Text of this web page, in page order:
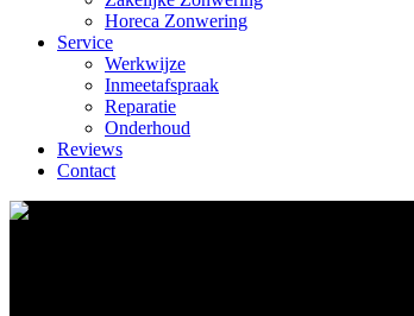
Horeca Zonwering
Service
Werkwijze
Inmeetafspraak
Reparatie
Onderhoud
Reviews
Contact